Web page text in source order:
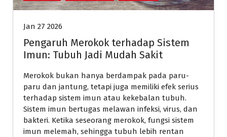
Jan 27 2026
Pengaruh Merokok terhadap Sistem
Imun: Tubuh Jadi Mudah Sakit
Merokok bukan hanya berdampak pada paru-
paru dan jantung, tetapi juga memiliki efek serius
terhadap sistem imun atau kekebalan tubuh.
Sistem imun bertugas melawan infeksi, virus, dan
bakteri. Ketika seseorang merokok, fungsi sistem
imun melemah, sehingga tubuh lebih rentan